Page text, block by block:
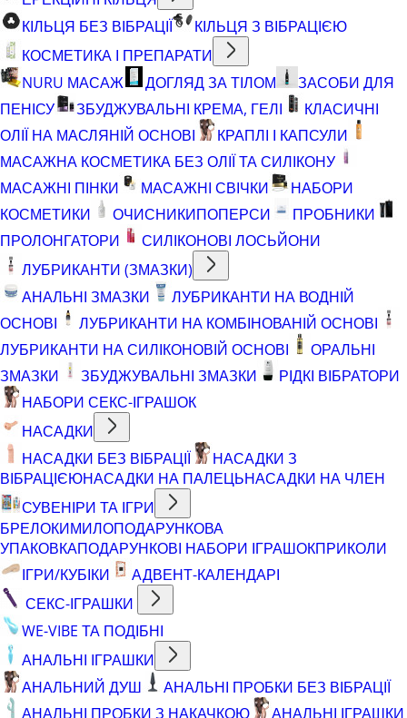
КІЛЬЦЯ БЕЗ ВІБРАЦІЇ
КІЛЬЦЯ З ВІБРАЦІЄЮ
КОСМЕТИКА І ПРЕПАРАТИ
NURU МАСАЖ
ДОГЛЯД ЗА ТІЛОМ
ЗАСОБИ ДЛЯ
ПЕНІСУ
ЗБУДЖУВАЛЬНІ КРЕМА, ГЕЛІ
КЛАСИЧНІ
ОЛІЇ НА МАСЛЯНІЙ ОСНОВІ
КРАПЛІ І КАПСУЛИ
МАСАЖНА КОСМЕТИКА БЕЗ ОЛІЇ ТА СИЛІКОНУ
МАСАЖНІ ПІНКИ
МАСАЖНІ СВІЧКИ
НАБОРИ
КОСМЕТИКИ
ОЧИСНИКИПОПЕРСИ
ПРОБНИКИ
ПРОЛОНГАТОРИ
СИЛІКОНОВІ ЛОСЬЙОНИ
ЛУБРИКАНТИ (ЗМАЗКИ)
АНАЛЬНІ ЗМАЗКИ
ЛУБРИКАНТИ НА ВОДНІЙ
ОСНОВІ
ЛУБРИКАНТИ НА КОМБІНОВАНІЙ ОСНОВІ
ЛУБРИКАНТИ НА СИЛІКОНОВІЙ ОСНОВІ
ОРАЛЬНІ
ЗМАЗКИ
ЗБУДЖУВАЛЬНІ ЗМАЗКИ
РІДКІ ВІБРАТОРИ
НАБОРИ СЕКС-ІГРАШОК
НАСАДКИ
НАСАДКИ БЕЗ ВІБРАЦІЇ
НАСАДКИ З
ВІБРАЦІЄЮНАСАДКИ НА ПАЛЕЦЬНАСАДКИ НА ЧЛЕН
СУВЕНІРИ ТА ІГРИ
БРЕЛОКИМИЛОПОДАРУНКОВА
УПАКОВКАПОДАРУНКОВІ НАБОРИ ІГРАШОКПРИКОЛИ
ІГРИ/КУБІКИ
АДВЕНТ-КАЛЕНДАРІ
СЕКС-ІГРАШКИ
WE-VIBE ТА ПОДІБНІ
АНАЛЬНІ ІГРАШКИ
АНАЛЬНИЙ ДУШ
АНАЛЬНІ ПРОБКИ БЕЗ ВІБРАЦІЇ
АНАЛЬНІ ПРОБКИ З НАКАЧКОЮ
АНАЛЬНІ ІГРАШКИ